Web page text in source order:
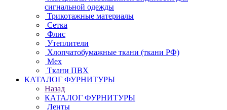
сигнальной одежды
Трикотажные материалы
Сетка
Флис
Утеплители
Хлопчатобумажные ткани (ткани РФ)
Мех
Ткани ПВХ
КАТАЛОГ ФУРНИТУРЫ
Назад
КАТАЛОГ ФУРНИТУРЫ
Ленты